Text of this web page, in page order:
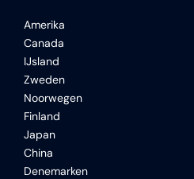
Amerika
Canada
IJsland
Zweden
Noorwegen
Finland
Japan
China
Denemarken